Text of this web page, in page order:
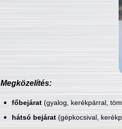
Megközelítés:
főbejárat(gyalog, kerékpárral,
hátsó bejárat(gépkocsival,